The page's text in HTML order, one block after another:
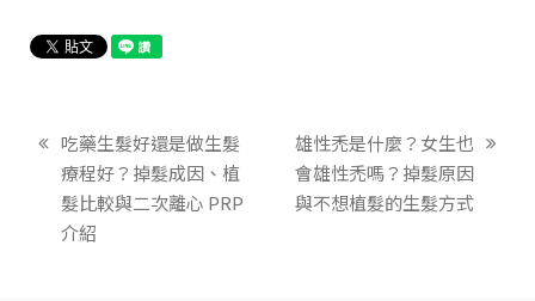
吃藥生髮好還是做生髮
療程好？掉髮成因、植
髮比較與二次離心 PRP
介紹
雄性禿是什麼？女生也
會雄性禿嗎？掉髮原因
與不想植髮的生髮方式